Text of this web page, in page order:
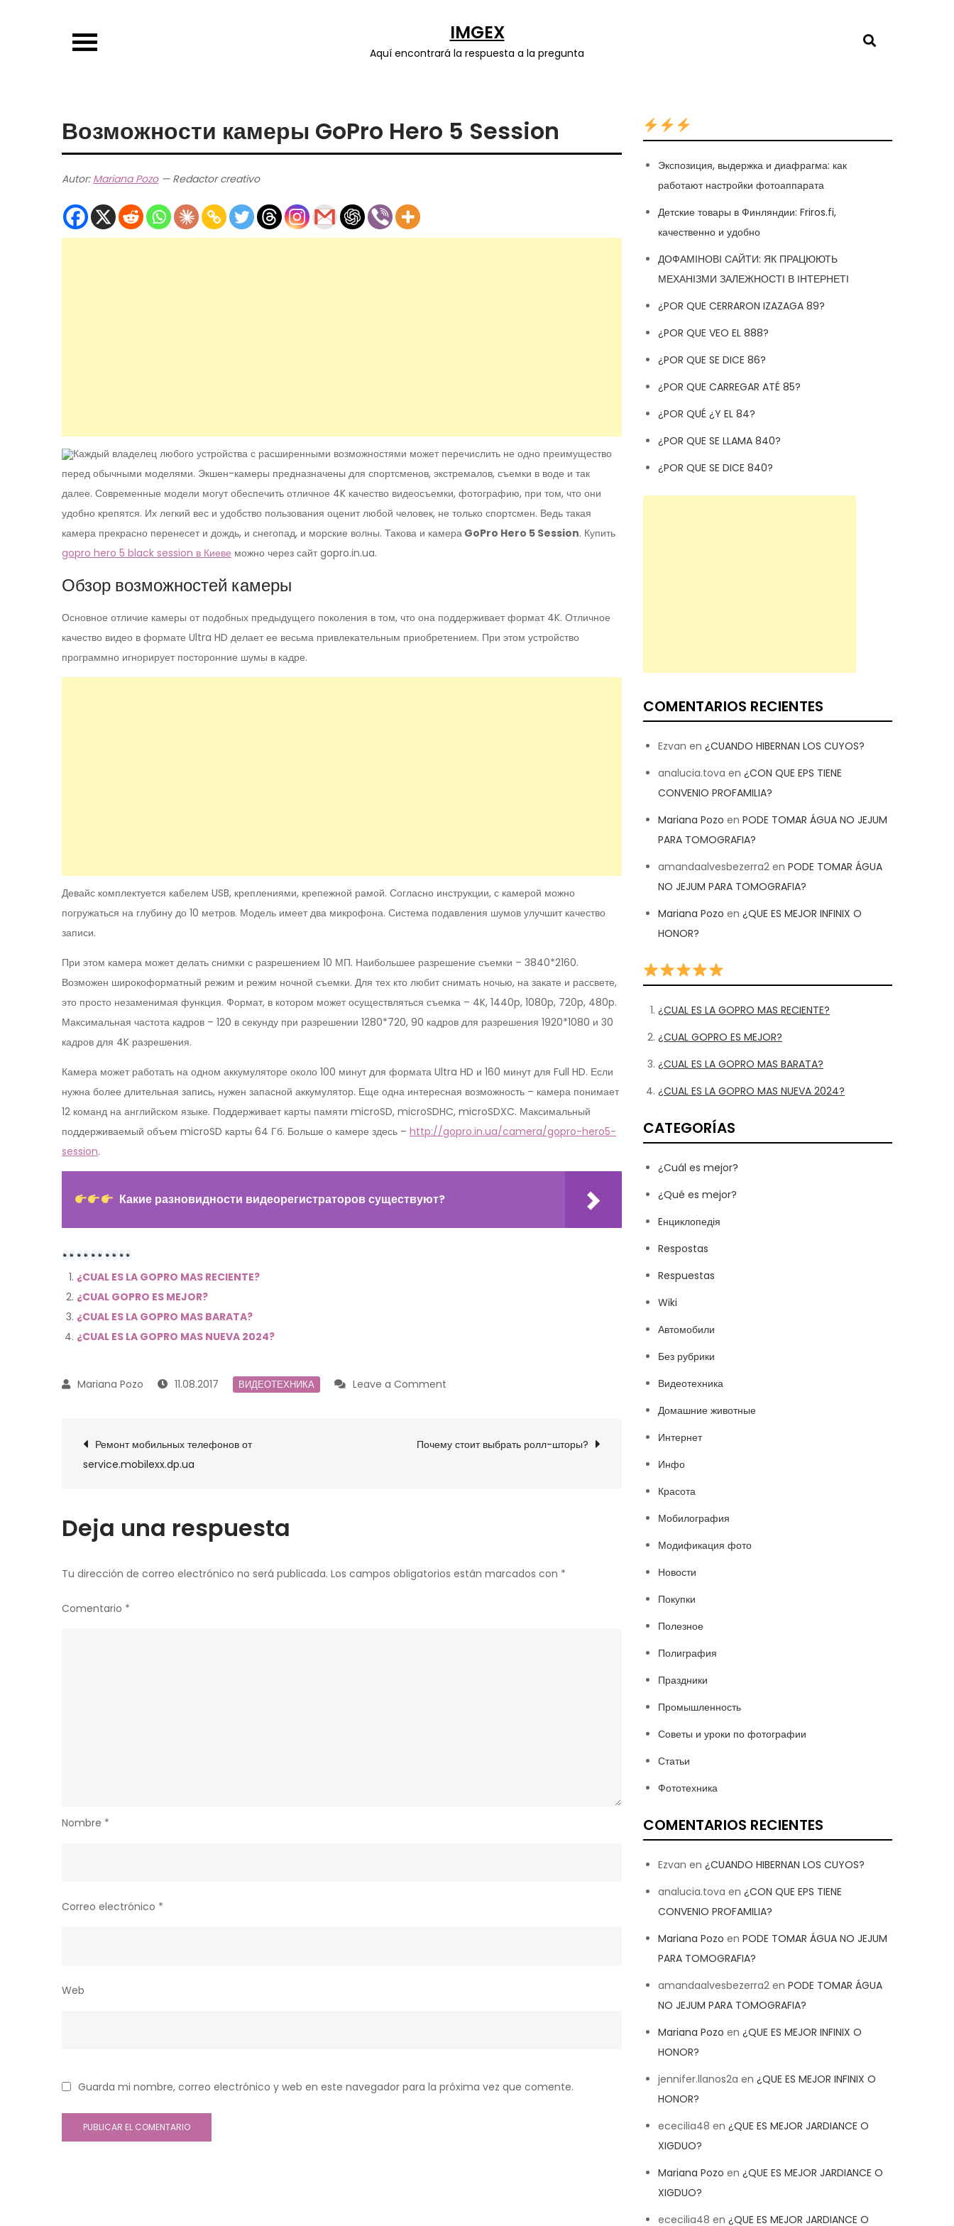
IMGEX
Aquí encontrará la respuesta a la pregunta
Возможности камеры GoPro Hero 5 Session
Autor: Mariana Pozo— Redactor creativo
Каждый владелец любого устройства с расширенными возможностями может перечислить не одно преимущество
перед обычными моделями. Экшен-камеры предназначены для спортсменов, экстремалов, съемки в воде и так
далее. Современные модели могут обеспечить отличное 4K качество видеосъемки, фотографию, при том, что они
удобно крепятся. Их легкий вес и удобство пользования оценит любой человек, не только спортсмен. Ведь такая
камера прекрасно перенесет и дождь, и снегопад, и морские волны. Такова и камера GoPro Hero 5 Session. Купить
gopro hero 5 black session в Киеве можно через сайт gopro.in.ua.
Обзор возможностей камеры
Основное отличие камеры от подобных предыдущего поколения в том, что она поддерживает формат 4K. Отличное
качество видео в формате Ultra HD делает ее весьма привлекательным приобретением. При этом устройство
программно игнорирует посторонние шумы в кадре.
Девайс комплектуется кабелем USB, креплениями, крепежной рамой. Согласно инструкции, с камерой можно
погружаться на глубину до 10 метров. Модель имеет два микрофона. Система подавления шумов улучшит качество
записи.
При этом камера может делать снимки с разрешением 10 МП. Наибольшее разрешение съемки – 3840*2160.
Возможен широкоформатный режим и режим ночной съемки. Для тех кто любит снимать ночью, на закате и рассвете,
это просто незаменимая функция. Формат, в котором может осуществляться съемка – 4K, 1440p, 1080p, 720p, 480p.
Максимальная частота кадров – 120 в секунду при разрешении 1280*720, 90 кадров для разрешения 1920*1080 и 30
кадров для 4K разрешения.
Камера может работать на одном аккумуляторе около 100 минут для формата Ultra HD и 160 минут для Full HD. Если
нужна более длительная запись, нужен запасной аккумулятор. Еще одна интересная возможность – камера понимает
12 команд на английском языке. Поддерживает карты памяти microSD, microSDHC, microSDXC. Максимальный
поддерживаемый объем microSD карты 64 Гб. Больше о камере здесь – http://gopro.in.ua/camera/gopro-hero5-
session.
Какие разновидности видеорегистраторов существуют?
¿CUAL ES LA GOPRO MAS RECIENTE?
¿CUAL GOPRO ES MEJOR?
¿CUAL ES LA GOPRO MAS BARATA?
¿CUAL ES LA GOPRO MAS NUEVA 2024?
11.08.2017 ВИДЕОТЕХНИКА Leave a Comment
GoPro
Navegación
de
Ремонт мобильных телефонов от
service.mobilexx.dp.ua
Почему стоит выбрать ролл-шторы?
Deja una respuesta
Tu dirección de correo electrónico no será publicada. Los campos obligatorios están marcados con *
Comentario *
Nombre *
Correo electrónico *
Web
Guarda mi nombre, correo electrónico y web en este navegador para la próxima vez que comente.
Экспозиция, выдержка и диафрагма: как
работают настройки фотоаппарата
Детские товары в Финляндии: Friros.fi,
качественно и удобно
ДОФАМІНОВІ САЙТИ: ЯК ПРАЦЮЮТЬ
МЕХАНІЗМИ ЗАЛЕЖНОСТІ В ІНТЕРНЕТІ
¿POR QUE CERRARON IZAZAGA 89?
¿POR QUE VEO EL 888?
¿POR QUE SE DICE 86?
¿POR QUE CARREGAR ATÉ 85?
¿POR QUÉ ¿Y EL 84?
¿POR QUE SE LLAMA 840?
¿POR QUE SE DICE 840?
COMENTARIOS RECIENTES
Ezvan en ¿CUANDO HIBERNAN LOS CUYOS?
analucia.tova en ¿CON QUE EPS TIENE
CONVENIO PROFAMILIA?
Mariana Pozo en PODE TOMAR ÁGUA NO JEJUM
PARA TOMOGRAFIA?
amandaalvesbezerra2 en PODE TOMAR ÁGUA
NO JEJUM PARA TOMOGRAFIA?
Mariana Pozo en ¿QUE ES MEJOR INFINIX O
HONOR?
¿CUAL ES LA GOPRO MAS RECIENTE?
¿CUAL GOPRO ES MEJOR?
¿CUAL ES LA GOPRO MAS BARATA?
¿CUAL ES LA GOPRO MAS NUEVA 2024?
CATEGORÍAS
¿Cuál es mejor?
¿Qué es mejor?
Eнциклопедія
Respostas
Respuestas
Wiki
Автомобили
Без рубрики
Видеотехника
Домашние животные
Интернет
Инфо
Красота
Мобилография
Модификация фото
Новости
Покупки
Полезное
Полиграфия
Праздники
Промышленность
Советы и уроки по фотографии
Статьи
Фототехника
COMENTARIOS RECIENTES
Ezvan en ¿CUANDO HIBERNAN LOS CUYOS?
analucia.tova en ¿CON QUE EPS TIENE
CONVENIO PROFAMILIA?
Mariana Pozo en PODE TOMAR ÁGUA NO JEJUM
PARA TOMOGRAFIA?
amandaalvesbezerra2 en PODE TOMAR ÁGUA
NO JEJUM PARA TOMOGRAFIA?
Mariana Pozo en ¿QUE ES MEJOR INFINIX O
HONOR?
jennifer.llanos2a en ¿QUE ES MEJOR INFINIX O
HONOR?
ececilia48 en ¿QUE ES MEJOR JARDIANCE O
XIGDUO?
Mariana Pozo en ¿QUE ES MEJOR JARDIANCE O
XIGDUO?
ececilia48 en ¿QUE ES MEJOR JARDIANCE O